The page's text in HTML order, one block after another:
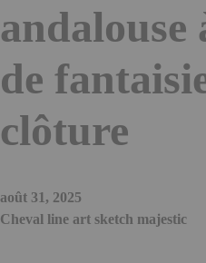
andalouse
de
clôture
août 31, 2025
Cheval line art sketch majestic